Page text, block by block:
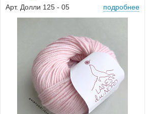
Арт. Долли 125 - 05 подробнее